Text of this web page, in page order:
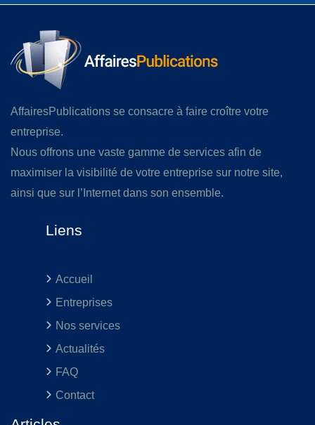
AffairesPublications se consacre à faire croître votre
entreprise.
Nous offrons une vaste gamme de services afin de
maximiser la visibilité de votre entreprise sur notre site,
ainsi que sur l’Internet dans son ensemble.
Liens
Accueil
Entreprises
Nos services
Actualités
FAQ
Contact